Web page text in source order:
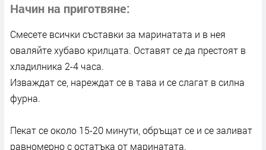
Начин на приготвяне
Смесете всички съставки за маринатата и в нея
оваляйте хубаво крилцата. Оставят се да престоят в
хладилника 2-4 часа.
Изваждат се, нареждат се в тава и се слагат в силна
фурна.
Пекат се около 15-20 минути, обръщат се и се заливат
равномерно с остатъка от маринатата.